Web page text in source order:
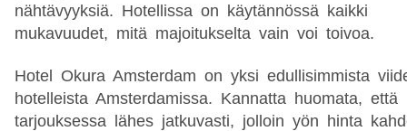
nähtävyyksiä. Hotellissa on käytännössä kaikki
mukavuudet, mitä majoitukselta vain voi toivoa.
Hotel Okura Amsterdam on yksi edullisimmista
hotelleista Amsterdamissa. Kannatta huomata, että
tarjouksessa lähes jatkuvasti, jolloin yön hinta